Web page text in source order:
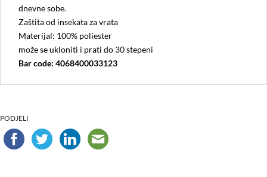
dnevne sobe.
Zaštita od insekata za vrata
Materijal: 100% poliester
može se ukloniti i prati do 30 stepeni
Bar code: 4068400033123
PODJELI